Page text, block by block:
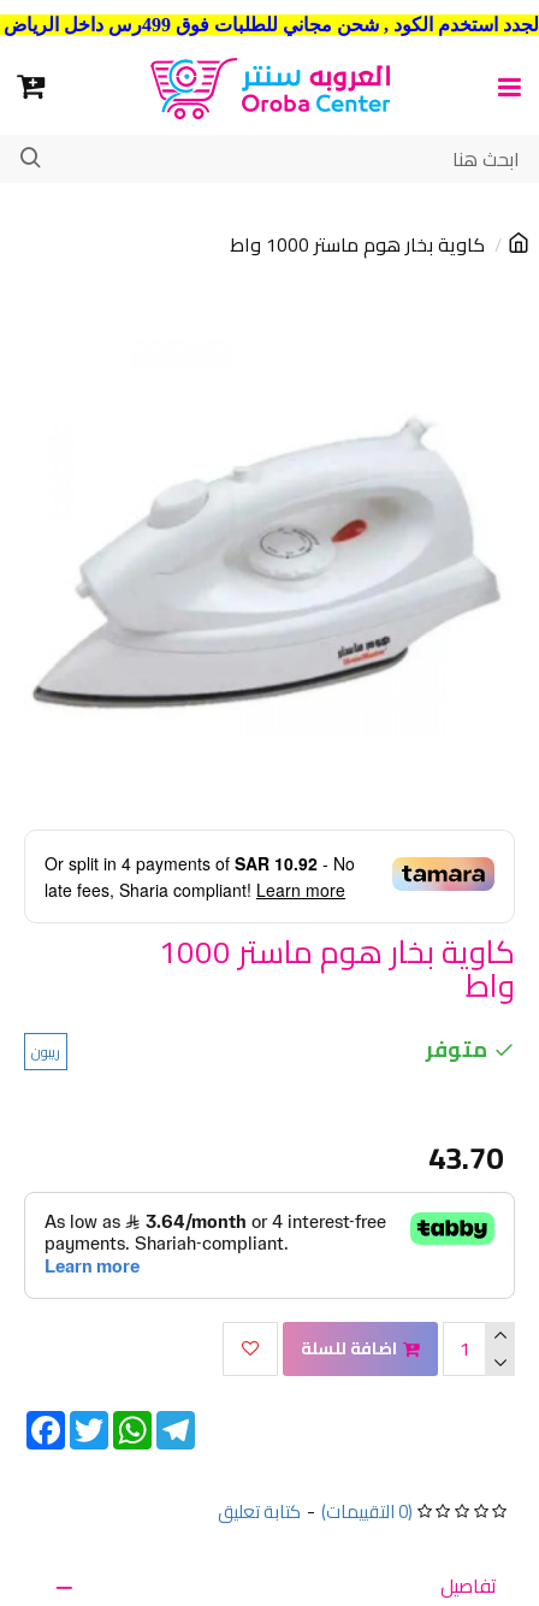
شحن مجاني للطلبات فوق 499رس داخل الرياض . وشحن الي جميع مدن المملكة العربية السعودية
كاوية بخار هوم ماستر 1000 واط
Or split in 4 payments of SAR 10.92 - No
late fees, Sharia compliant! Learn more
كاوية بخار هوم ماستر 1000
واط
متوفر ريبون
(0 التقييمات) - كتابة تعليق
43.70
اضافة للسلة
Twitter
WhatsAppTelegram
تفاصيل